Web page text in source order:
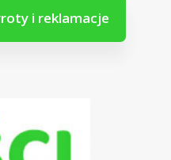
i reklamacje